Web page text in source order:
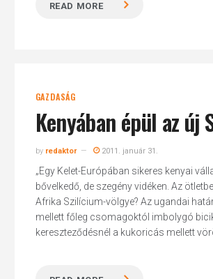
Hit enter to search or ESC to
READ MORE
GAZDASÁG
Kenyában épül az
by redaktor 2011. január 31.
„Egy Kelet-Európában sikeres kenyai
bővelkedő, de szegény vidéken. Az
Afrika Szilícium-völgye? Az ugandai
mellett főleg csomagoktól imbolygó
kereszteződésnél a kukoricás mellett